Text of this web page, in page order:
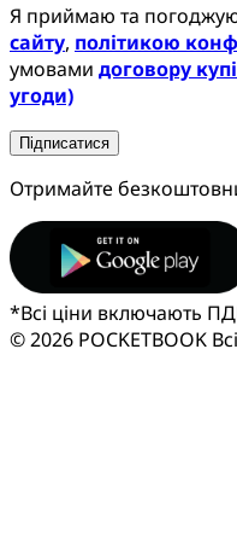
Я приймаю та
сайту, політикою
умовами договору
угоди)
Підписатися
Отримайте
*Всі ціни включають
© 2026 POCKETBOOK